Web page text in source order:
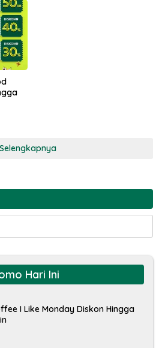
Selengkapnya
Hari Ini
I Like Monday Diskon Hingga